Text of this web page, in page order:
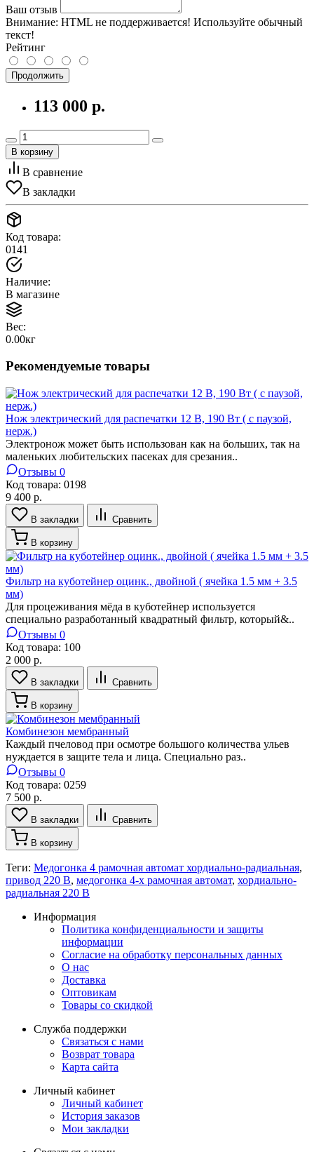
Ваш отзыв
Внимание: HTML не поддерживается! Используйте обычный
текст!
Рейтинг
Продолжить
113 000 р.
В корзину
В сравнение
В закладки
Код товара:
0141
Наличие:
В магазине
Вес:
0.00кг
Рекомендуемые товары
Нож электрический для распечатки 12 В, 190 Вт ( с паузой,
нерж.)
Электронож может быть использован как на больших, так на
маленьких любительских пасеках для срезания..
Отзывы 0
Код товара: 0198
9 400 р.
В закладки Сравнить
В корзину
Фильтр на куботейнер оцинк., двойной ( ячейка 1.5 мм + 3.5
мм)
Для процеживания мёда в куботейнер используется
специально разработанный квадратный фильтр, который&..
Отзывы 0
Код товара: 100
2 000 р.
В закладки Сравнить
В корзину
Комбинезон мембранный
Каждый пчеловод при осмотре большого количества ульев
нуждается в защите тела и лица. Специально раз..
Отзывы 0
Код товара: 0259
7 500 р.
В закладки Сравнить
В корзину
Теги: Медогонка 4 рамочная автомат хордиально-радиальная,
привод 220 В, медогонка 4-х рамочная автомат, хордиально-
радиальная 220 В
Информация
Политика конфиденциальности и защиты
информации
Согласие на обработку персональных данных
О нас
Доставка
Оптовикам
Товары со скидкой
Служба поддержки
Связаться с нами
Возврат товара
Карта сайта
Личный кабинет
Личный кабинет
История заказов
Мои закладки